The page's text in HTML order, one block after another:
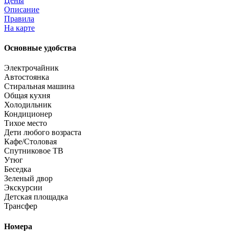
Описание
Правила
На карте
Основные удобства
Электрочайник
Автостоянка
Стиральная машина
Общая кухня
Холодильник
Кондиционер
Тихое место
Дети любого возраста
Кафе/Столовая
Спутниковое ТВ
Утюг
Беседка
Зеленый двор
Экскурсии
Детская площадка
Трансфер
Номера